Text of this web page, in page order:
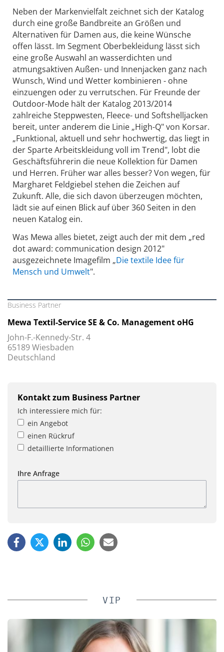
Neben der Markenvielfalt zeichnet sich der Katalog
durch eine große Bandbreite an Größen und
Alternativen für Damen aus, die keine Wünsche
offen lässt. Im Segment Oberbekleidung lässt sich
eine große Auswahl an wasserdichten und
atmungsaktiven Außen- und Innenjacken ganz nach
Wunsch, Wind und Wetter kombinieren - ohne
einzuengen oder zu verrutschen. Für Freunde der
Outdoor-Mode hält der Katalog 2013/2014
zahlreiche Steppwesten, Fleece- und Softshelljacken
bereit, unter anderem die Linie „High-Q" von Korsar.
„Funktional, aktuell und sehr hochwertig, das liegt in
der Sparte Arbeitskleidung voll im Trend", lobt die
Geschäftsführerin die neue Kollektion für Damen
und Herren. Früher war alles besser? Von wegen, für
Margharet Feldgiebel stehen die Zeichen auf
Zukunft. Alle, die sich davon überzeugen möchten,
lädt sie auf einen Blick auf über 360 Seiten in den
neuen Katalog ein.
Was Mewa alles bietet, zeigt auch der mit dem „red
dot award: communication design 2012"
ausgezeichnete Imagefilm „Die textile Idee für
Mensch und Umwelt".
Business Partner
Mewa Textil-Service SE & Co. Management oHG
John-F.-Kennedy-Str. 4
65189 Wiesbaden
Deutschland
Kontakt zum Business Partner
Ich interessiere mich für:
ein Angebot
einen Rückruf
detaillierte Informationen
Ihre Anfrage
VIP